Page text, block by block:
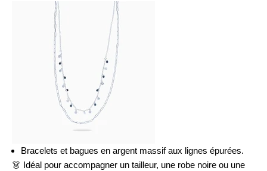
Bracelets et bagues en argent massif aux lignes épurées.
👗 Idéal pour accompagner un tailleur, une robe noire ou une